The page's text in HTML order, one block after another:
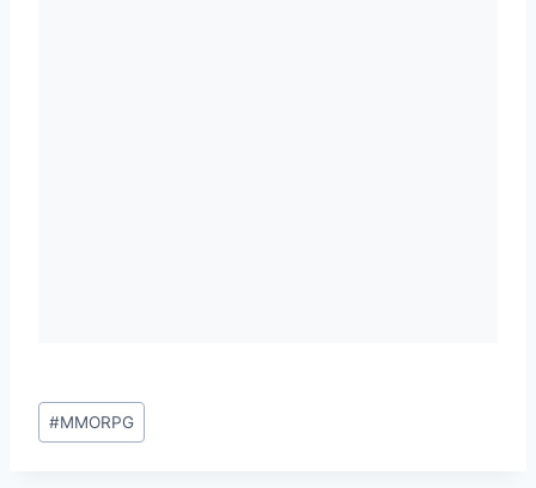
Étiquettes
de
#MMORPG